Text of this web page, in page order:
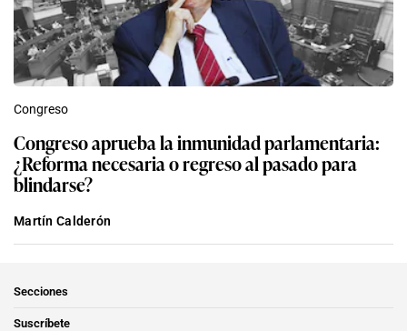
Congreso
Congreso aprueba la inmunidad parlamentaria:
¿Reforma necesaria o regreso al pasado para
blindarse?
Martín Calderón
Secciones
Suscríbete